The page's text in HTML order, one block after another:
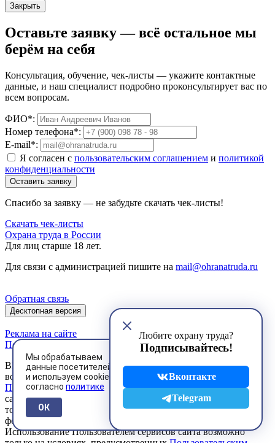
Закрыть
Оставьте заявку — всё остальное мы
берём на себя
Консультация, обучение, чек-листы — укажите контактные
данные, и наш специалист подробно проконсультирует вас по
всем вопросам.
ФИО*:
Номер телефона*:
E-mail*:
Я согласен с пользовательским соглашением и политикой
конфиденциальности
Оставить заявку
Спасибо за заявку — не забудьте скачать чек-листы!
Скачать чек-листы
Мы обрабатываем
данные посетителей
и используем cookies
согласно политике
ОК
Любите охрану труда?
Подписывайтесь!
Вконтакте
Telegram
Охрана труда в России
Для лиц старше 18 лет.
Для связи с администрацией пишите на mail@ohranatruda.ru
Обратная связь
Десктопная версия
Реклама на сайте
Политика конфиденциальности
ВНИМАНИЕ! Любое использование материалов сайта
возможно только в строгом соответствии с установленными
Правилами. Любое коммерческое использование материалов
сайта и их публикация в печатных изданиях допускается
только на основании договоров, заключенных в письменной
форме.
Использование Пользователем сервисов сайта возможно